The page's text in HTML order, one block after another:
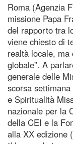
Roma (Agenzia
missione Papa
del rapporto tra
viene chiesto di
realtà locale, ma
globale”. A
generale delle
scorsa
e Spiritualità
nazionale per la
della CEI e la
alla XX edizione